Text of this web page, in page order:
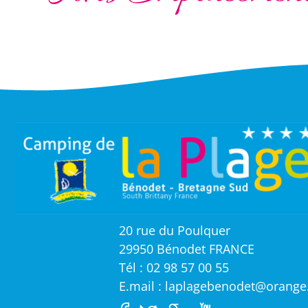
20 rue du Poulquer
29950 Bénodet FRANCE
Tél : 02 98 57 00 55
E.mail :